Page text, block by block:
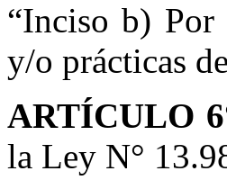
“Inciso b) Por
y/o prácticas
ARTÍCULO
la Ley N°